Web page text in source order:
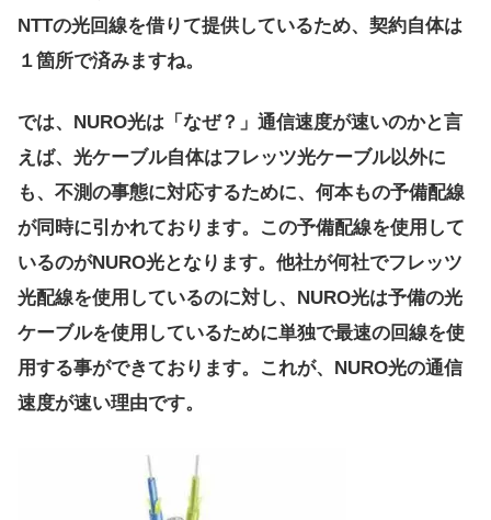
NTTの光回線を借りて提供しているため、契約自体は
１箇所で済みますね。
では、NURO光は「なぜ？」通信速度が速いのかと言
えば、光ケーブル自体はフレッツ光ケーブル以外に
も、不測の事態に対応するために、何本もの予備配線
が同時に引かれております。この予備配線を使用して
いるのがNURO光となります。他社が何社でフレッツ
光配線を使用しているのに対し、NURO光は予備の光
ケーブルを使用しているために単独で最速の回線を使
用する事ができております。これが、NURO光の通信
速度が速い理由です。